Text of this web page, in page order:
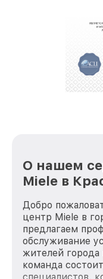
О нашем
Miele в
Добро
центр Miele в
предлагаем
обслуживание
жителей
команда